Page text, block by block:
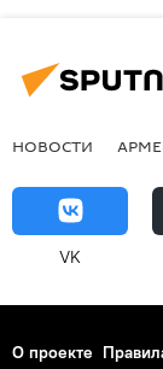
НОВОСТИ
VK
О проекте